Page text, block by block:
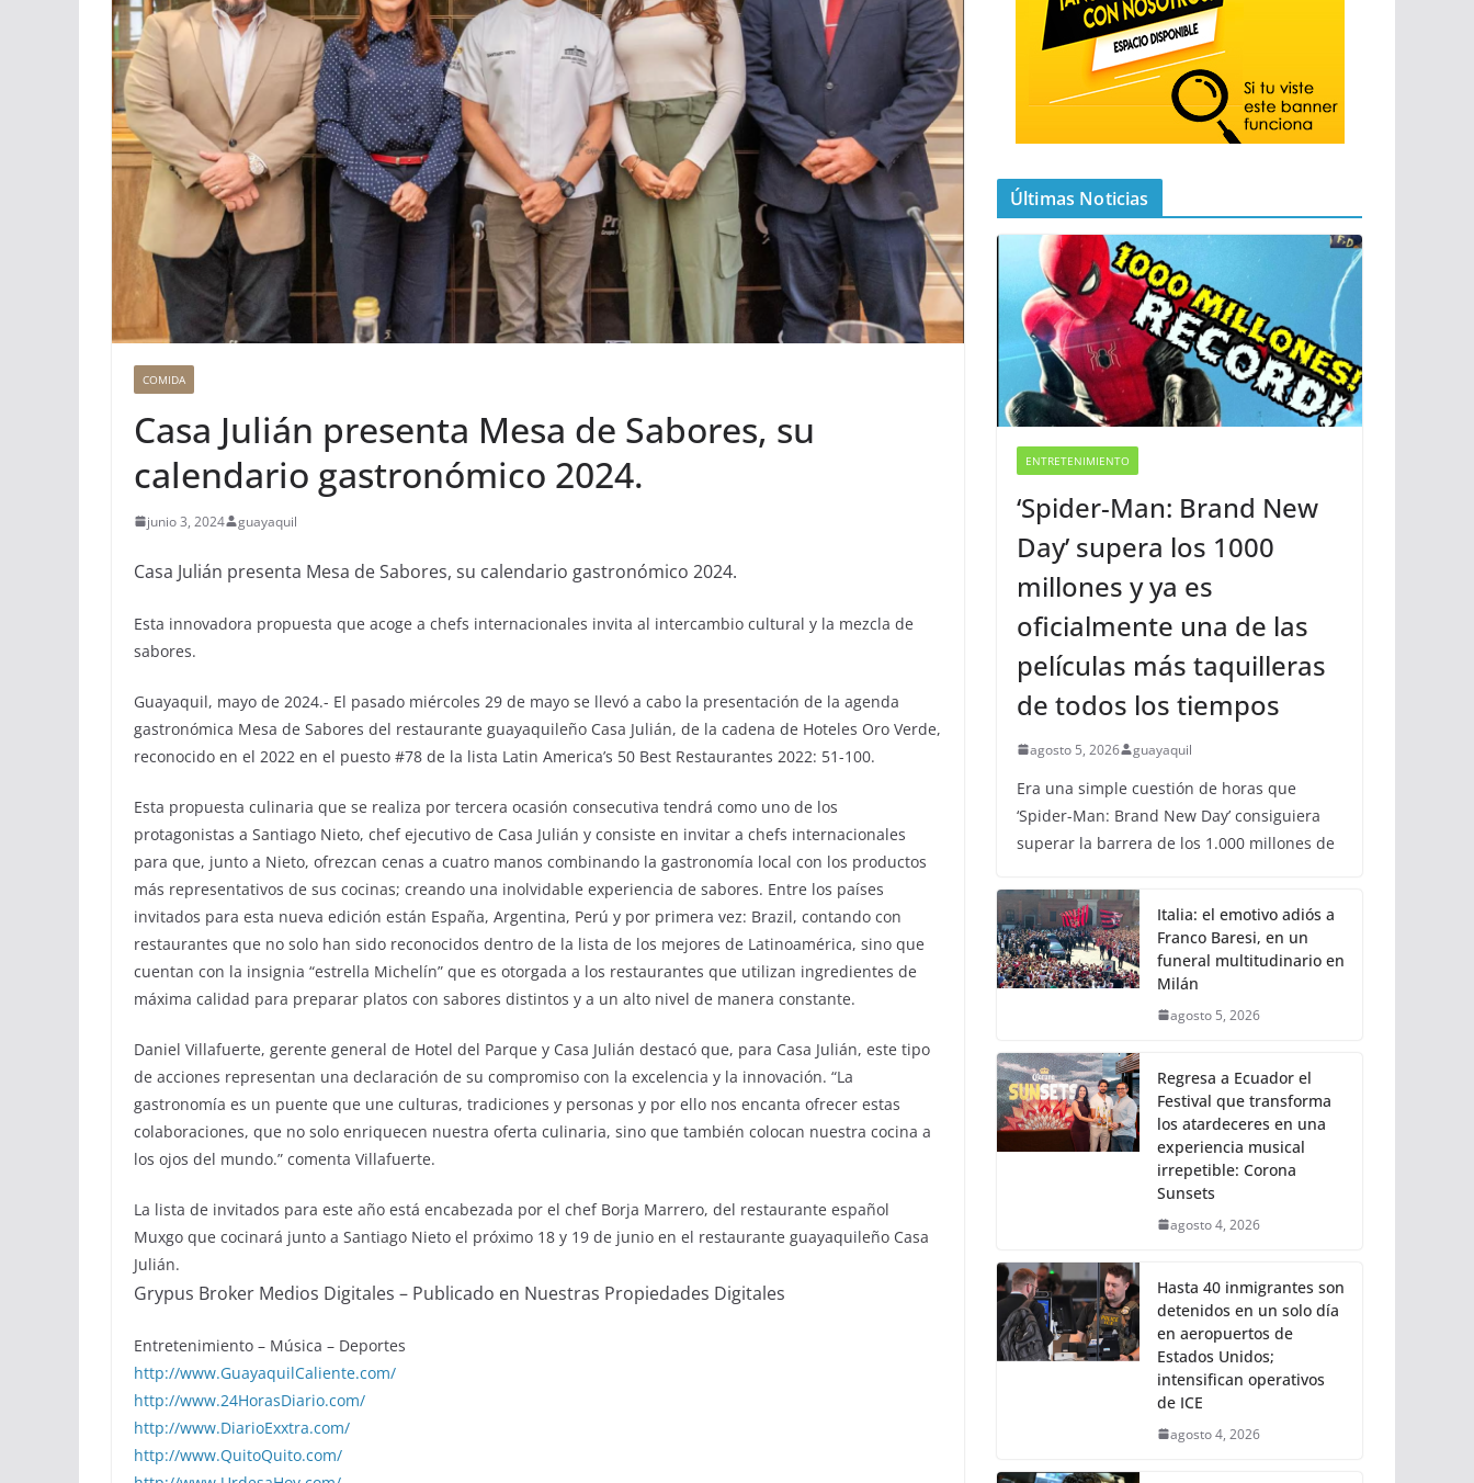
COMIDA
Casa Julián presenta Mesa de Sabores, su
calendario gastronómico 2024.
junio 3, 2024 guayaquil
Casa Julián presenta Mesa de Sabores, su calendario gastronómico 2024.
Esta innovadora propuesta que acoge a chefs internacionales invita al intercambio cultural y la mezcla de
sabores.
Guayaquil, mayo de 2024.- El pasado miércoles 29 de mayo se llevó a cabo la presentación de la agenda
gastronómica Mesa de Sabores del restaurante guayaquileño Casa Julián, de la cadena de Hoteles Oro Verde,
reconocido en el 2022 en el puesto #78 de la lista Latin America’s 50 Best Restaurantes 2022: 51-100.
Esta propuesta culinaria que se realiza por tercera ocasión consecutiva tendrá como uno de los
protagonistas a Santiago Nieto, chef ejecutivo de Casa Julián y consiste en invitar a chefs internacionales
para que, junto a Nieto, ofrezcan cenas a cuatro manos combinando la gastronomía local con los productos
más representativos de sus cocinas; creando una inolvidable experiencia de sabores. Entre los países
invitados para esta nueva edición están España, Argentina, Perú y por primera vez: Brazil, contando con
restaurantes que no solo han sido reconocidos dentro de la lista de los mejores de Latinoamérica, sino que
cuentan con la insignia “estrella Michelín” que es otorgada a los restaurantes que utilizan ingredientes de
máxima calidad para preparar platos con sabores distintos y a un alto nivel de manera constante.
Daniel Villafuerte, gerente general de Hotel del Parque y Casa Julián destacó que, para Casa Julián, este tipo
de acciones representan una declaración de su compromiso con la excelencia y la innovación. “La
gastronomía es un puente que une culturas, tradiciones y personas y por ello nos encanta ofrecer estas
colaboraciones, que no solo enriquecen nuestra oferta culinaria, sino que también colocan nuestra cocina a
los ojos del mundo.” comenta Villafuerte.
La lista de invitados para este año está encabezada por el chef Borja Marrero, del restaurante español
Muxgo que cocinará junto a Santiago Nieto el próximo 18 y 19 de junio en el restaurante guayaquileño Casa
Julián.
Grypus Broker Medios Digitales – Publicado en Nuestras Propiedades Digitales
Entretenimiento – Música – Deportes
http://www.GuayaquilCaliente.com/
http://www.24HorasDiario.com/
http://www.DiarioExxtra.com/
http://www.QuitoQuito.com/
Últimas Noticias
ENTRETENIMIENTO
‘Spider-Man: Brand New
Day’ supera los 1000
millones y ya es
oficialmente una de las
películas más taquilleras
de todos los tiempos
agosto 5, 2026 guayaquil
Era una simple cuestión de horas que
‘Spider-Man: Brand New Day’ consiguiera
superar la barrera de los 1.000 millones de
Italia: el emotivo adiós a
Franco Baresi, en un
funeral multitudinario en
Milán
agosto 5, 2026
Regresa a Ecuador el
Festival que transforma
los atardeceres en una
experiencia musical
irrepetible: Corona
Sunsets
agosto 4, 2026
Hasta 40 inmigrantes son
detenidos en un solo día
en aeropuertos de
Estados Unidos;
intensifican operativos
de ICE
agosto 4, 2026